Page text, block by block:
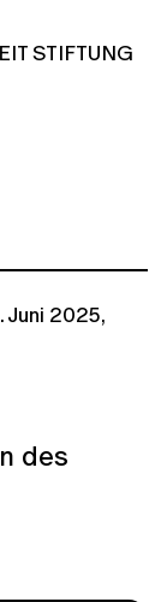
STIFTUNG
Juni 2025,
des